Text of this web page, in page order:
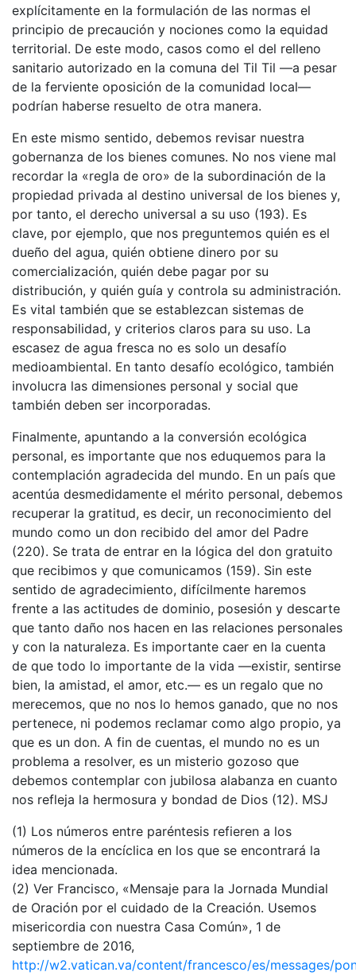
explícitamente en la formulación de las normas el
principio de precaución y nociones como la equidad
territorial. De este modo, casos como el del relleno
sanitario autorizado en la comuna del Til Til —a pesar
de la ferviente oposición de la comunidad local—
podrían haberse resuelto de otra manera.
En este mismo sentido, debemos revisar nuestra
gobernanza de los bienes comunes. No nos viene mal
recordar la «regla de oro» de la subordinación de la
propiedad privada al destino universal de los bienes y,
por tanto, el derecho universal a su uso (193). Es
clave, por ejemplo, que nos preguntemos quién es el
dueño del agua, quién obtiene dinero por su
comercialización, quién debe pagar por su
distribución, y quién guía y controla su administración.
Es vital también que se establezcan sistemas de
responsabilidad, y criterios claros para su uso. La
escasez de agua fresca no es solo un desafío
medioambiental. En tanto desafío ecológico, también
involucra las dimensiones personal y social que
también deben ser incorporadas.
Finalmente, apuntando a la conversión ecológica
personal, es importante que nos eduquemos para la
contemplación agradecida del mundo. En un país que
acentúa desmedidamente el mérito personal, debemos
recuperar la gratitud, es decir, un reconocimiento del
mundo como un don recibido del amor del Padre
(220). Se trata de entrar en la lógica del don gratuito
que recibimos y que comunicamos (159). Sin este
sentido de agradecimiento, difícilmente haremos
frente a las actitudes de dominio, posesión y descarte
que tanto daño nos hacen en las relaciones personales
y con la naturaleza. Es importante caer en la cuenta
de que todo lo importante de la vida —existir, sentirse
bien, la amistad, el amor, etc.— es un regalo que no
merecemos, que no nos lo hemos ganado, que no nos
pertenece, ni podemos reclamar como algo propio, ya
que es un don. A fin de cuentas, el mundo no es un
problema a resolver, es un misterio gozoso que
debemos contemplar con jubilosa alabanza en cuanto
nos refleja la hermosura y bondad de Dios (12). MSJ
(1) Los números entre paréntesis refieren a los
números de la encíclica en los que se encontrará la
idea mencionada.
(2) Ver Francisco, «Mensaje para la Jornada Mundial
de Oración por el cuidado de la Creación. Usemos
misericordia con nuestra Casa Común», 1 de
septiembre de 2016,
http://w2.vatican.va/content/francesco/es/messages/